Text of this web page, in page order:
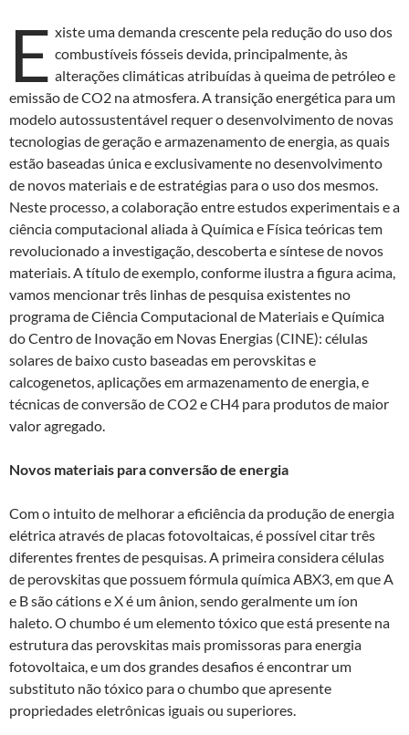
E xiste uma demanda crescente pela redução do uso dos
combustíveis fósseis devida, principalmente, às
alterações climáticas atribuídas à queima de petróleo e
emissão de CO2 na atmosfera. A transição energética para um
modelo autossustentável requer o desenvolvimento de novas
tecnologias de geração e armazenamento de energia, as quais
estão baseadas única e exclusivamente no desenvolvimento
de novos materiais e de estratégias para o uso dos mesmos.
Neste processo, a colaboração entre estudos experimentais e a
ciência computacional aliada à Química e Física teóricas tem
revolucionado a investigação, descoberta e síntese de novos
materiais. A título de exemplo, conforme ilustra a figura acima,
vamos mencionar três linhas de pesquisa existentes no
programa de Ciência Computacional de Materiais e Química
do Centro de Inovação em Novas Energias (CINE): células
solares de baixo custo baseadas em perovskitas e
calcogenetos, aplicações em armazenamento de energia, e
técnicas de conversão de CO2 e CH4 para produtos de maior
valor agregado.
Novos materiais para conversão de energia
Com o intuito de melhorar a eficiência da produção de energia
elétrica através de placas fotovoltaicas, é possível citar três
diferentes frentes de pesquisas. A primeira considera células
de perovskitas que possuem fórmula química ABX3, em que A
e B são cátions e X é um ânion, sendo geralmente um íon
haleto. O chumbo é um elemento tóxico que está presente na
estrutura das perovskitas mais promissoras para energia
fotovoltaica, e um dos grandes desafios é encontrar um
substituto não tóxico para o chumbo que apresente
propriedades eletrônicas iguais ou superiores.